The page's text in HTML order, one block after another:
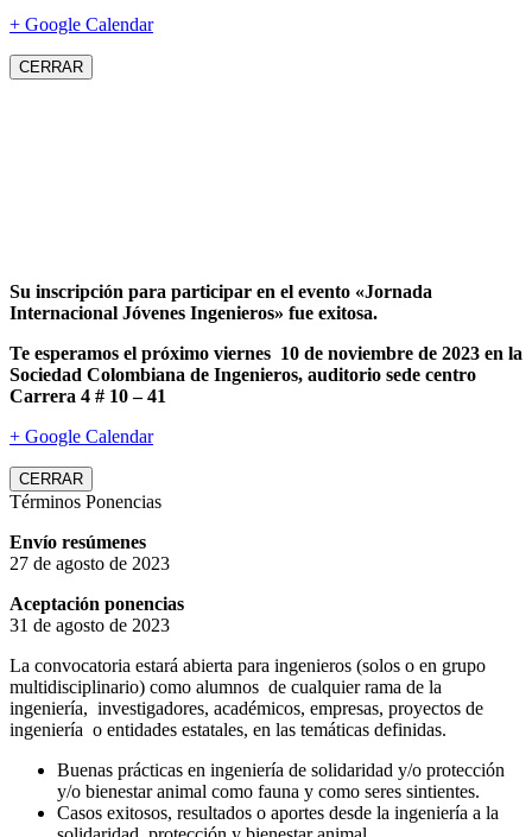
+ Google Calendar
CERRAR
Su inscripción para participar en el evento «Jornada
Internacional Jóvenes Ingenieros» fue exitosa.
Te esperamos el próximo viernes 10 de noviembre de 2023 en la
Sociedad Colombiana de Ingenieros, auditorio sede centro
Carrera 4 # 10 – 41
+ Google Calendar
CERRAR
Términos Ponencias
Envío resúmenes
27 de agosto de 2023
Aceptación ponencias
31 de agosto de 2023
La convocatoria estará abierta para ingenieros (solos o en grupo
multidisciplinario) como alumnos de cualquier rama de la
ingeniería, investigadores, académicos, empresas, proyectos de
ingeniería o entidades estatales, en las temáticas definidas.
Buenas prácticas en ingeniería de solidaridad y/o protección
y/o bienestar animal como fauna y como seres sintientes.
Casos exitosos, resultados o aportes desde la ingeniería a la